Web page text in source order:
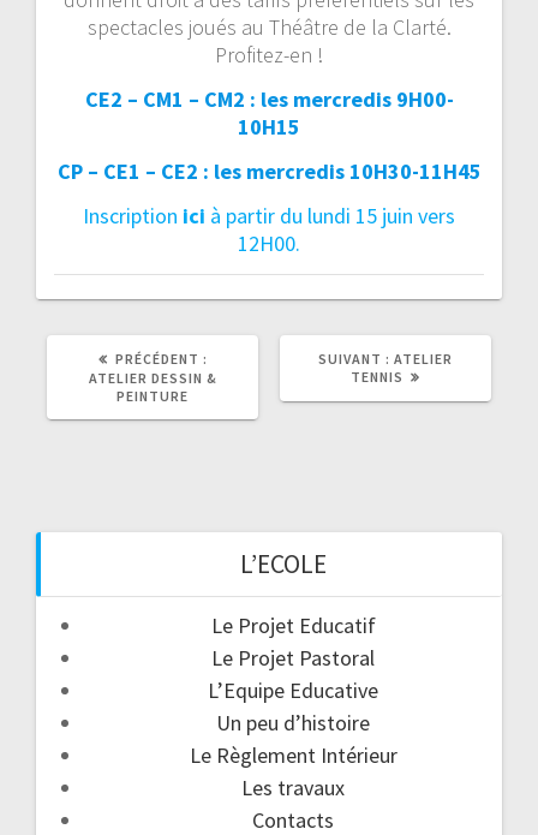
spectacles joués au Théâtre de la Clarté.
Profitez-en !
CE2 – CM1 – CM2 : les mercredis 9H00-
10H15
CP – CE1 – CE2 : les mercredis 10H30-11H45
Inscription ici à partir du lundi 15 juin vers
12H00.
PRÉCÉDENT :
PRÉCÉDENT
ATELIER DESSIN &
PEINTURE
SUIVANT : ARTICLE
SUIVANT
ATELIER
TENNIS
L’ECOLE
Le Projet Educatif
Le Projet Pastoral
L’Equipe Educative
Un peu d’histoire
Le Règlement Intérieur
Les travaux
Contacts